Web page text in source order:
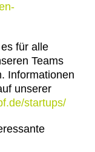
für alle
Teams
Informationen
unserer
startups/